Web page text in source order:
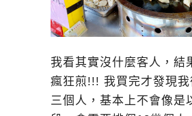
我看其實沒什麼客人，結
瘋狂煎!!! 我買完才發現我
三個人，基本上不會像是